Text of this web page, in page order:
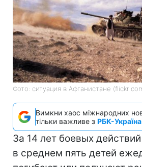
Фото: ситуация в Афганистане (flickr
Вимкни хаос міжнародних
тільки важливе з РБК-
За 14 лет боевых
в среднем пять детей